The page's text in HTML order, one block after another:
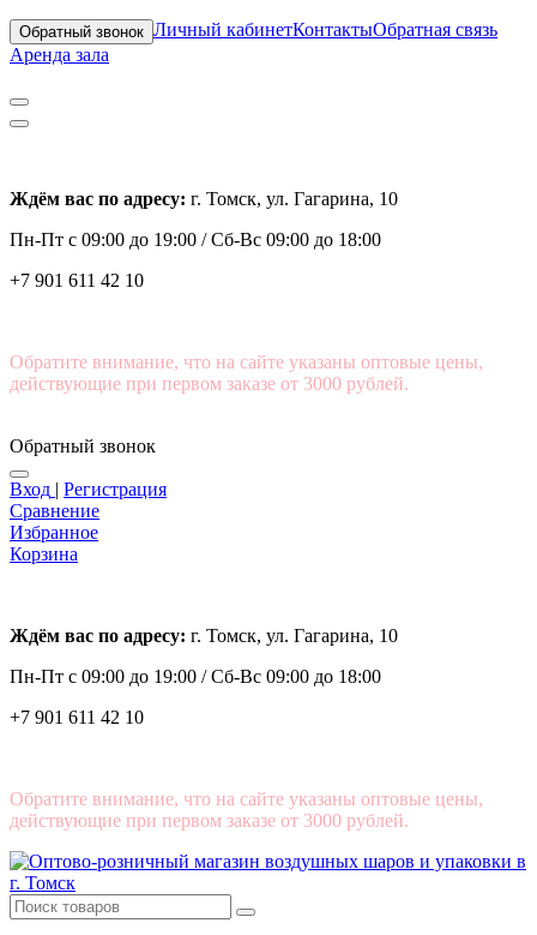
Обратный звонок Личный кабинетКонтактыОбратная связь
Аренда зала
Ждём вас по адресу: г. Томск, ул. Гагарина, 10
Пн-Пт с 09:00 до 19:00 /Сб-Вс 09:00 до 18:00
+7 901 611 42 10
Обратите внимание, что на сайте указаны оптовые цены,
действующие при первом заказе от 3000 рублей.
Обратный звонок
Вход | Регистрация
Сравнение
Избранное
Корзина
Ждём вас по адресу: г. Томск, ул. Гагарина, 10
Пн-Пт с 09:00 до 19:00 /Сб-Вс 09:00 до 18:00
+7 901 611 42 10
Обратите внимание, что на сайте указаны оптовые цены,
действующие при первом заказе от 3000 рублей.